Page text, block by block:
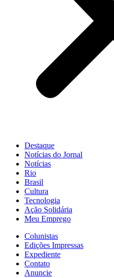
Destaque
Notícias do Jornal
Notícias
Rio
Brasil
Cultura
Tecnologia
Ação Solidária
Meu Emprego
Colunistas
Edições Impressas
Expediente
Contato
Anuncie